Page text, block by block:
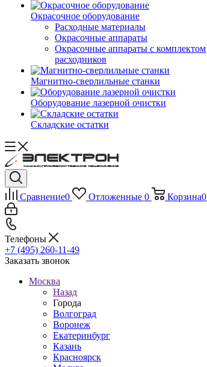
Окрасочное оборудование
Расходные материалы
Окрасочные аппараты
Окрасочные аппараты с комплектом
расходников
Магнитно-сверлильные станки
Оборудование лазерной очистки
Складские остатки
Сравнение0 Отложенные 0 Корзина0
Телефоны
+7 (495) 260-11-49
Заказать звонок
Москва
Назад
Города
Волгоград
Воронеж
Екатеринбург
Казань
Красноярск